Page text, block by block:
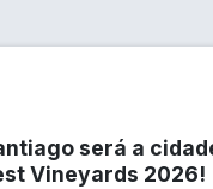
será a
Vineyards 2026!